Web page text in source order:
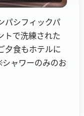
パシフィックパ
トで洗練された
夕食もホテルに
ャワーのみのお